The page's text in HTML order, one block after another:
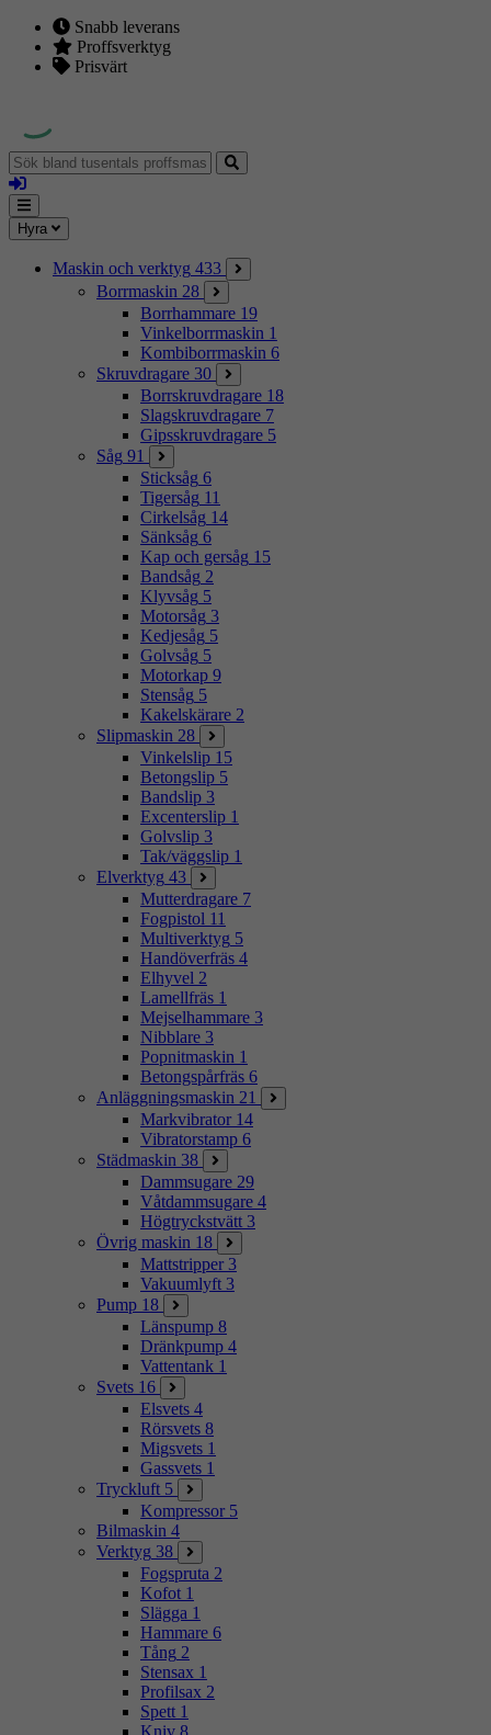
Snabb leverans
Proffsverktyg
Prisvärt
Sök
bland
tusentals
proffsmaskiner
Logga
in
Mina
sidor
Meny
Hyra
Maskin och verktyg 433
Borrmaskin 28
Borrhammare 19
Vinkelborrmaskin 1
Kombiborrmaskin 6
Skruvdragare 30
Borrskruvdragare 18
Slagskruvdragare 7
Gipsskruvdragare 5
Såg 91
Sticksåg 6
Tigersåg 11
Cirkelsåg 14
Sänksåg 6
Kap och gersåg 15
Bandsåg 2
Klyvsåg 5
Motorsåg 3
Kedjesåg 5
Golvsåg 5
Motorkap 9
Stensåg 5
Kakelskärare 2
Slipmaskin 28
Vinkelslip 15
Betongslip 5
Bandslip 3
Excenterslip 1
Golvslip 3
Tak/väggslip 1
Elverktyg 43
Mutterdragare 7
Fogpistol 11
Multiverktyg 5
Handöverfräs 4
Elhyvel 2
Lamellfräs 1
Mejselhammare 3
Nibblare 3
Popnitmaskin 1
Betongspårfräs 6
Anläggningsmaskin 21
Markvibrator 14
Vibratorstamp 6
Städmaskin 38
Dammsugare 29
Våtdammsugare 4
Högtryckstvätt 3
Övrig maskin 18
Mattstripper 3
Vakuumlyft 3
Pump 18
Länspump 8
Dränkpump 4
Vattentank 1
Svets 16
Elsvets 4
Rörsvets 8
Migsvets 1
Gassvets 1
Tryckluft 5
Kompressor 5
Bilmaskin 4
Verktyg 38
Fogspruta 2
Kofot 1
Slägga 1
Hammare 6
Tång 2
Stensax 1
Profilsax 2
Spett 1
Kniv 8